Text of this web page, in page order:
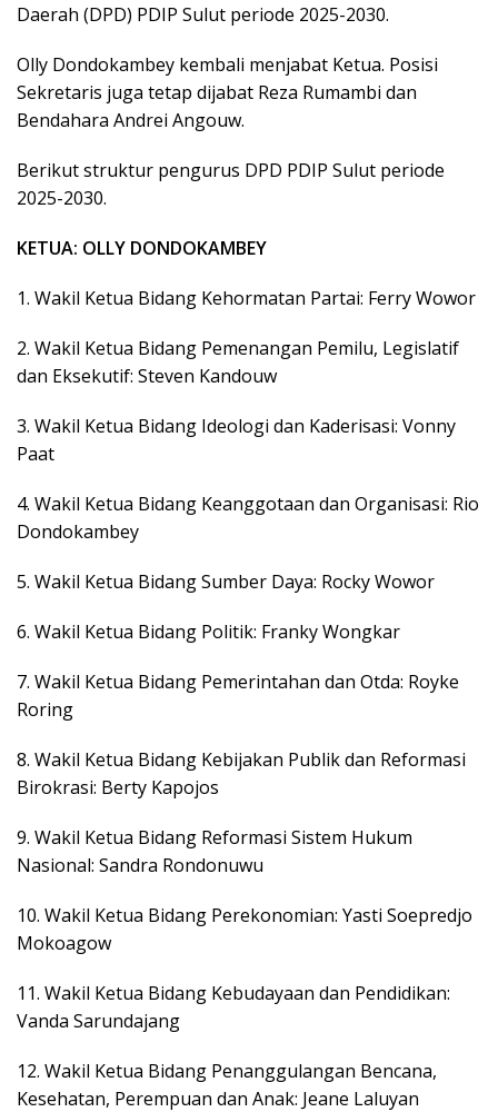
Daerah (DPD) PDIP Sulut periode 2025-2030.
Olly Dondokambey kembali menjabat Ketua. Posisi
Sekretaris juga tetap dijabat Reza Rumambi dan
Bendahara Andrei Angouw.
Berikut struktur pengurus DPD PDIP Sulut periode
2025-2030.
​KETUA: OLLY DONDOKAMBEY
1. ​Wakil Ketua Bidang Kehormatan Partai: Ferry Wowor
2. ​Wakil Ketua Bidang Pemenangan Pemilu, Legislatif
dan Eksekutif: Steven Kandouw
3. ​Wakil Ketua Bidang Ideologi dan Kaderisasi: Vonny
Paat
​4. Wakil Ketua Bidang Keanggotaan dan Organisasi: Rio
Dondokambey
5. ​Wakil Ketua Bidang Sumber Daya: Rocky Wowor
6. ​Wakil Ketua Bidang Politik: Franky Wongkar
7. Wakil Ketua Bidang Pemerintahan dan Otda: Royke
Roring
​8. Wakil Ketua Bidang Kebijakan Publik dan Reformasi
Birokrasi: Berty Kapojos
9. ​Wakil Ketua Bidang Reformasi Sistem Hukum
Nasional: Sandra Rondonuwu
10. ​Wakil Ketua Bidang Perekonomian: Yasti Soepredjo
Mokoagow
11. ​Wakil Ketua Bidang Kebudayaan dan Pendidikan:
Vanda Sarundajang
12. ​Wakil Ketua Bidang Penanggulangan Bencana,
Kesehatan, Perempuan dan Anak: Jeane Laluyan